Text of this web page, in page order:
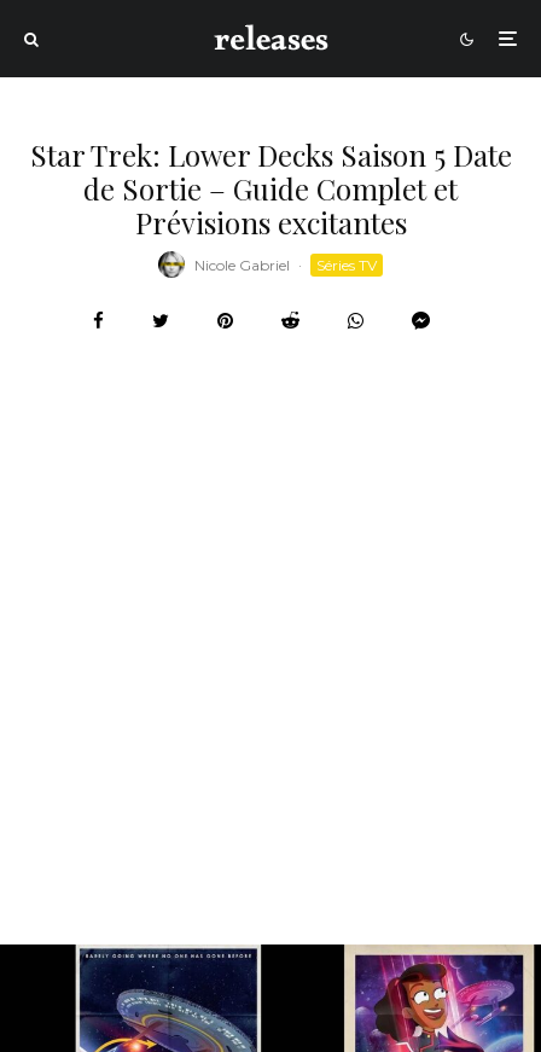
Star Trek: Lower Decks Saison 5 Date
de Sortie – Guide Complet et
Prévisions excitantes
Nicole Gabriel · Séries TV